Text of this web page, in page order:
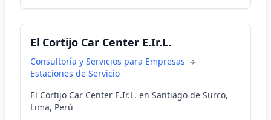
El Cortijo Car Center E.Ir.L.
Consultoría y Servicios para Empresas
Estaciones de Servicio
El Cortijo Car Center E.Ir.L. en Santiago de Surco,
Lima, Perú